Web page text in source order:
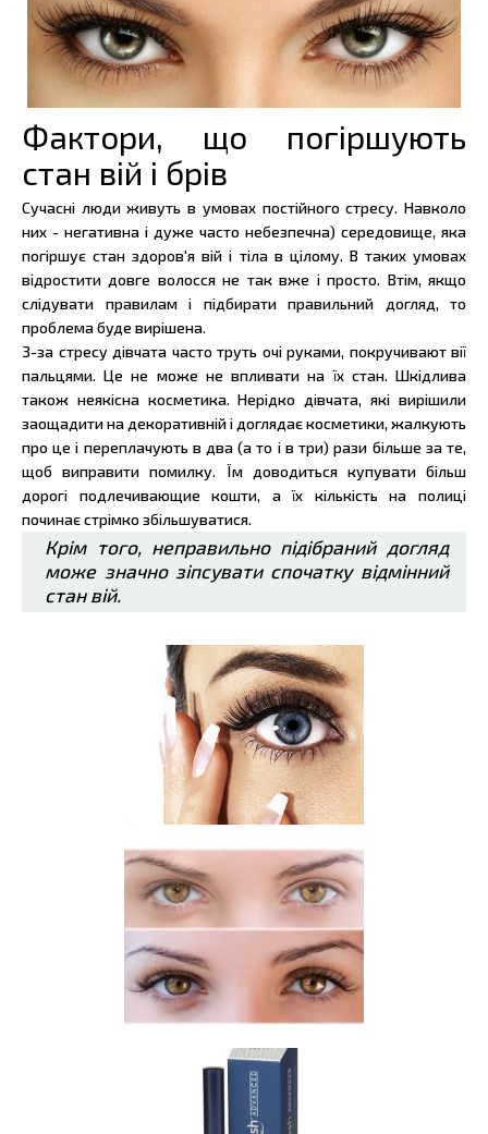
Фактори, що погіршують
стан вій і брів
Сучасні люди живуть в умовах постійного стресу. Навколо
них - негативна і дуже часто небезпечна) середовище, яка
погіршує стан здоров'я вій і тіла в цілому. В таких умовах
відростити довге волосся не так вже і просто. Втім, якщо
слідувати правилам і підбирати правильний догляд, то
проблема буде вирішена.
З-за стресу дівчата часто труть очі руками, покручивают вії
пальцями. Це не може не впливати на їх стан. Шкідлива
також неякісна косметика. Нерідко дівчата, які вирішили
заощадити на декоративній і доглядає косметики, жалкують
про це і переплачують в два (а то і в три) рази більше за те,
щоб виправити помилку. Їм доводиться купувати більш
дорогі подлечивающие кошти, а їх кількість на полиці
починає стрімко збільшуватися.
Крім того, неправильно підібраний догляд
може значно зіпсувати спочатку відмінний
стан вій.